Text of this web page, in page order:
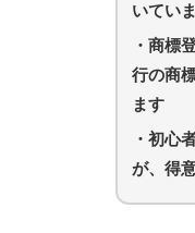
いてい
・商標
行の商
ます
・初心
が、得